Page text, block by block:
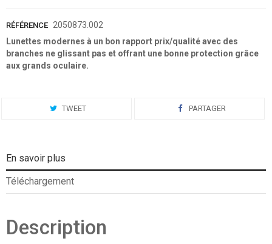
RÉFÉRENCE 2050873.002
Lunettes modernes à un bon rapport prix/qualité avec des
branches ne glissant pas et offrant une bonne protection grâce
aux grands oculaire.
TWEET PARTAGER
En savoir plus
Téléchargement
Description